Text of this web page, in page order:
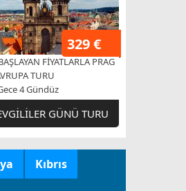
FİYATLARLA PRAG
TURU
4 Gündüz
GÜNÜ TURU
Kıbrıs